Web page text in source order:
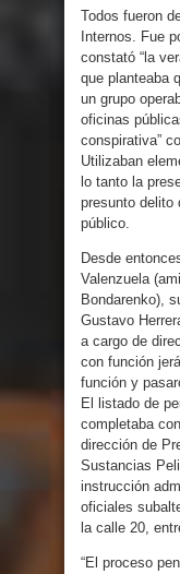
Todos fueron
Internos. Fue
constató “la
que planteaba
un grupo
oficinas
conspirativa”
Utilizaban
lo tanto la
presunto delito
público.
Desde
Valenzuela
Bondarenko),
Gustavo
a cargo de
con función
función y
El listado de
completaba
dirección de
Sustancias
instrucción
oficiales
la calle 20,
“El proceso